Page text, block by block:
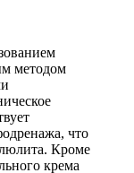
методом
что
Кроме
крема